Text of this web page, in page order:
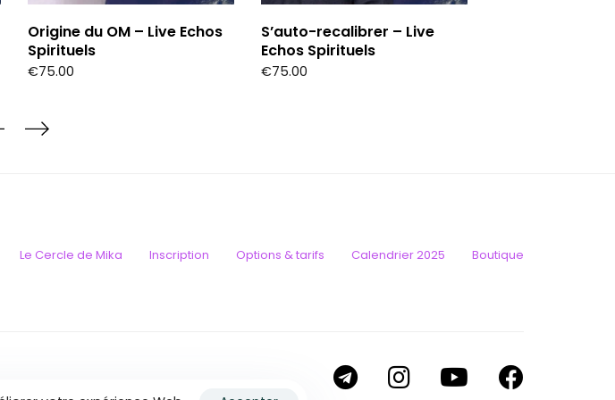
Origine du OM – Live Echos
Spirituels
€75.00
S’auto-recalibrer – Live
Echos Spirituels
€75.00
Le Cercle de Mika Inscription Options & tarifs Calendrier 2025 Boutique